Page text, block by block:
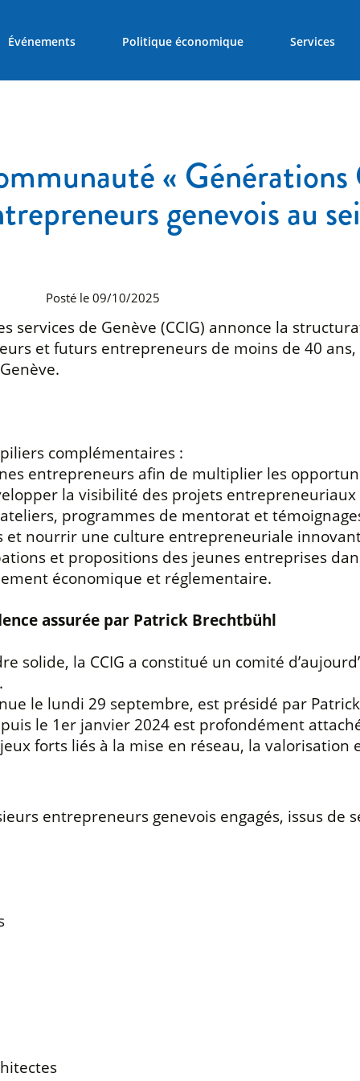
Événements Politique économique Services
«
genevois au
Posté le 09/10/2025
services de Genève (CCIG) annonce la
et futurs entrepreneurs de moins de 40
complémentaires :
entrepreneurs afin de multiplier les
la visibilité des projets entrepreneuriaux
programmes de mentorat et
et nourrir une culture entrepreneuriale
et propositions des jeunes entreprises
économique et réglementaire.
assurée par Patrick Brechtbühl
solide, la CCIG a constitué un comité
le lundi 29 septembre, est présidé par
le 1er janvier 2024 est profondément
forts liés à la mise en réseau, la
entrepreneurs genevois engagés, issus de